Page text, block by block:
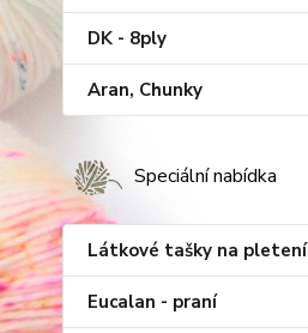
DK - 8ply
Aran, Chunky
Speciální nabídka
Látkové tašky na pletení
Eucalan - praní